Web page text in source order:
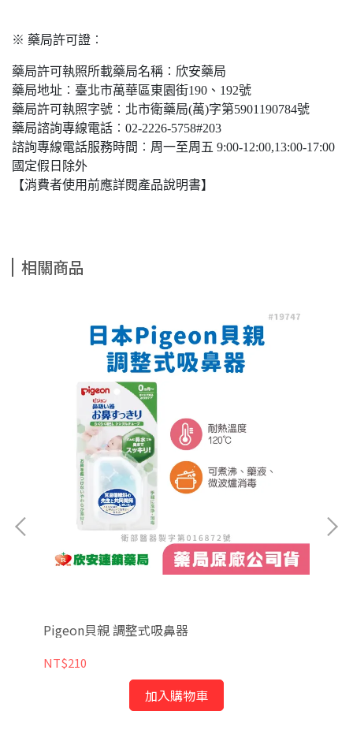
※ 藥局許可證︰
藥局許可執照所載藥局名稱︰欣安藥局
藥局地址︰臺北市萬華區東園街190、192號
藥局許可執照字號︰北市衛藥局(萬)字第5901190784號
藥局諮詢專線電話︰02-2226-5758#203
諮詢專線電話服務時間︰周一至周五 9:00-12:00,13:00-17:00
國定假日除外
【消費者使用前應詳閱產品說明書】
相關商品
Pigeon貝親 調整式吸鼻器
NT$210
加入購物車